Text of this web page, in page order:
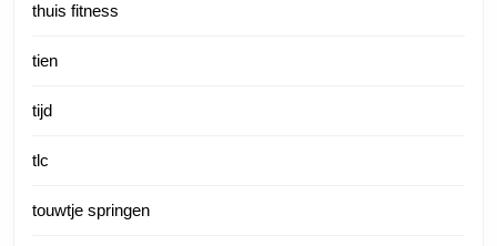
thuis fitness
tien
tijd
tlc
touwtje springen